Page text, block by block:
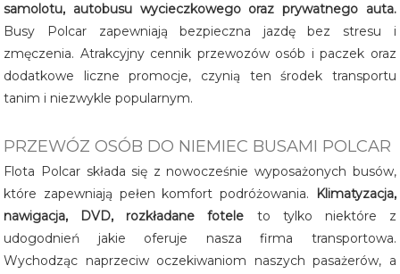
samolotu, autobusu wycieczkowego oraz prywatnego auta.
Busy Polcar zapewniają bezpieczna jazdę bez stresu i
zmęczenia. Atrakcyjny cennik przewozów osób i paczek oraz
dodatkowe liczne promocje, czynią ten środek transportu
tanim i niezwykle popularnym.
PRZEWÓZ OSÓB DO NIEMIEC BUSAMI POLCAR
Flota Polcar składa się z nowocześnie wyposażonych busów,
które zapewniają pełen komfort podróżowania.
Klimatyzacja,
nawigacja, DVD, rozkładane fotele to tylko niektóre z
udogodnień jakie oferuje nasza firma transportowa.
Wychodząc naprzeciw oczekiwaniom naszych pasażerów, a